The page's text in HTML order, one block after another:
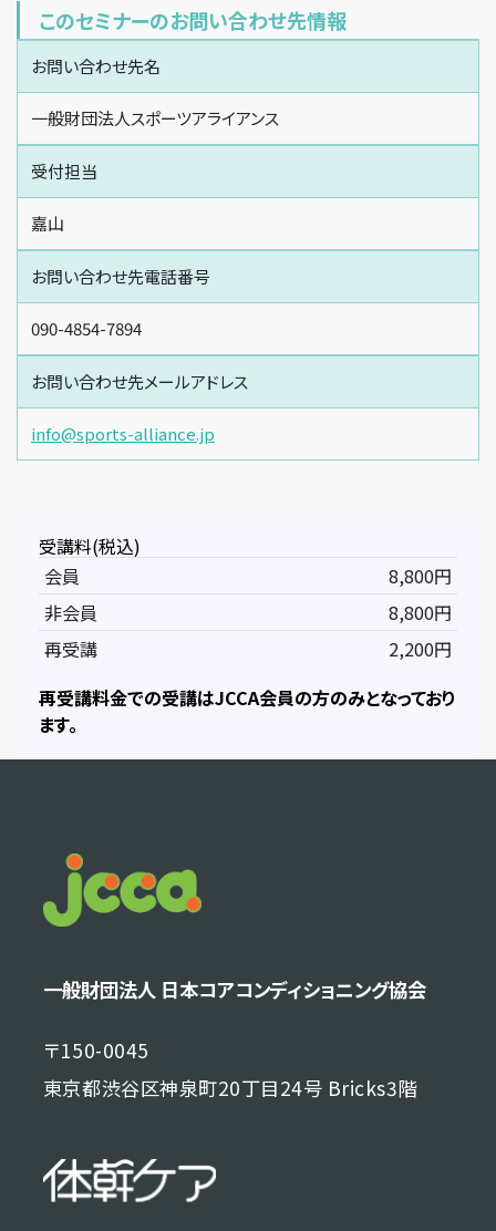
このセミナーのお問い合わせ先情報
お問い合わせ先名
一般財団法人スポーツアライアンス
受付担当
嘉山
お問い合わせ先電話番号
090-4854-7894
お問い合わせ先メールアドレス
info@sports-alliance.jp
受講料(税込)
会員
8,800円
非会員
8,800円
再受講
2,200円
再受講料金での受講はJCCA会員の方のみとなっており
ます。
一般財団法人 日本コアコンディショニング協会
〒150-0045
東京都渋谷区神泉町20丁目24号 Bricks3階